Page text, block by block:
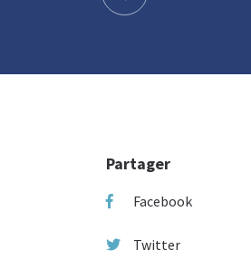
Partager
Facebook
Twitter